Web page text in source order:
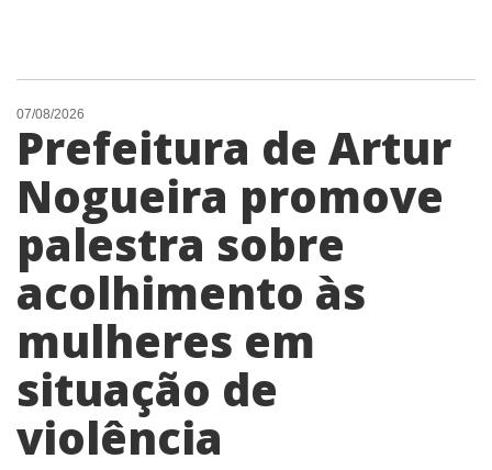
07/08/2026
Prefeitura de Artur
Nogueira promove
palestra sobre
acolhimento às
mulheres em
situação de
violência